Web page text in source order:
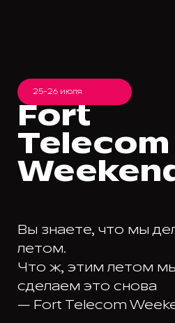
Fort
Telecom
Вы знаете, что мы
летом.
Что ж, этим летом
сделаем это снова
— Fort Telecom
25-26 июля